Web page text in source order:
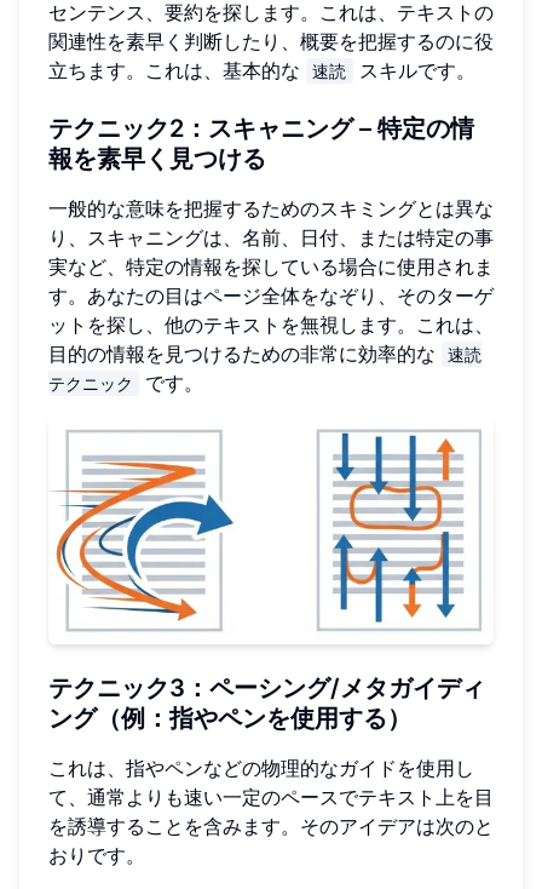
センテンス、要約を探します。これは、テキストの
関連性を素早く判断したり、概要を把握するのに役
立ちます。これは、基本的な
速読 スキルです。
テクニック2：スキャニング – 特定の情
報を素早く見つける
一般的な意味を把握するためのスキミングとは異な
り、スキャニングは、名前、日付、または特定の事
実など、特定の情報を探している場合に使用されま
す。あなたの目はページ全体をなぞり、そのターゲ
ットを探し、他のテキストを無視します。これは、
目的の情報を見つけるための非常に効率的な
速読
テクニック
です。
テクニック3：ペーシング/メタガイディ
ング（例：指やペンを使用する）
これは、指やペンなどの物理的なガイドを使用し
て、通常よりも速い一定のペースでテキスト上を目
を誘導することを含みます。そのアイデアは次のと
おりです。